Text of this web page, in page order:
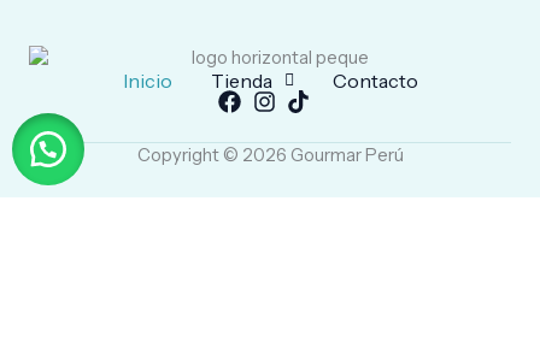
Inicio Tienda Contacto
Copyright © 2026 Gourmar Perú